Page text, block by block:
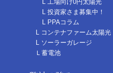
L ご購入の流れ
L 産業用太陽光発電
L 0円太陽光 PPAモデル太
L 0円太陽光とは？
L 工場向け0円太陽光
L 投資家さま募集中！